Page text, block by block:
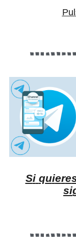
Si quiere
si